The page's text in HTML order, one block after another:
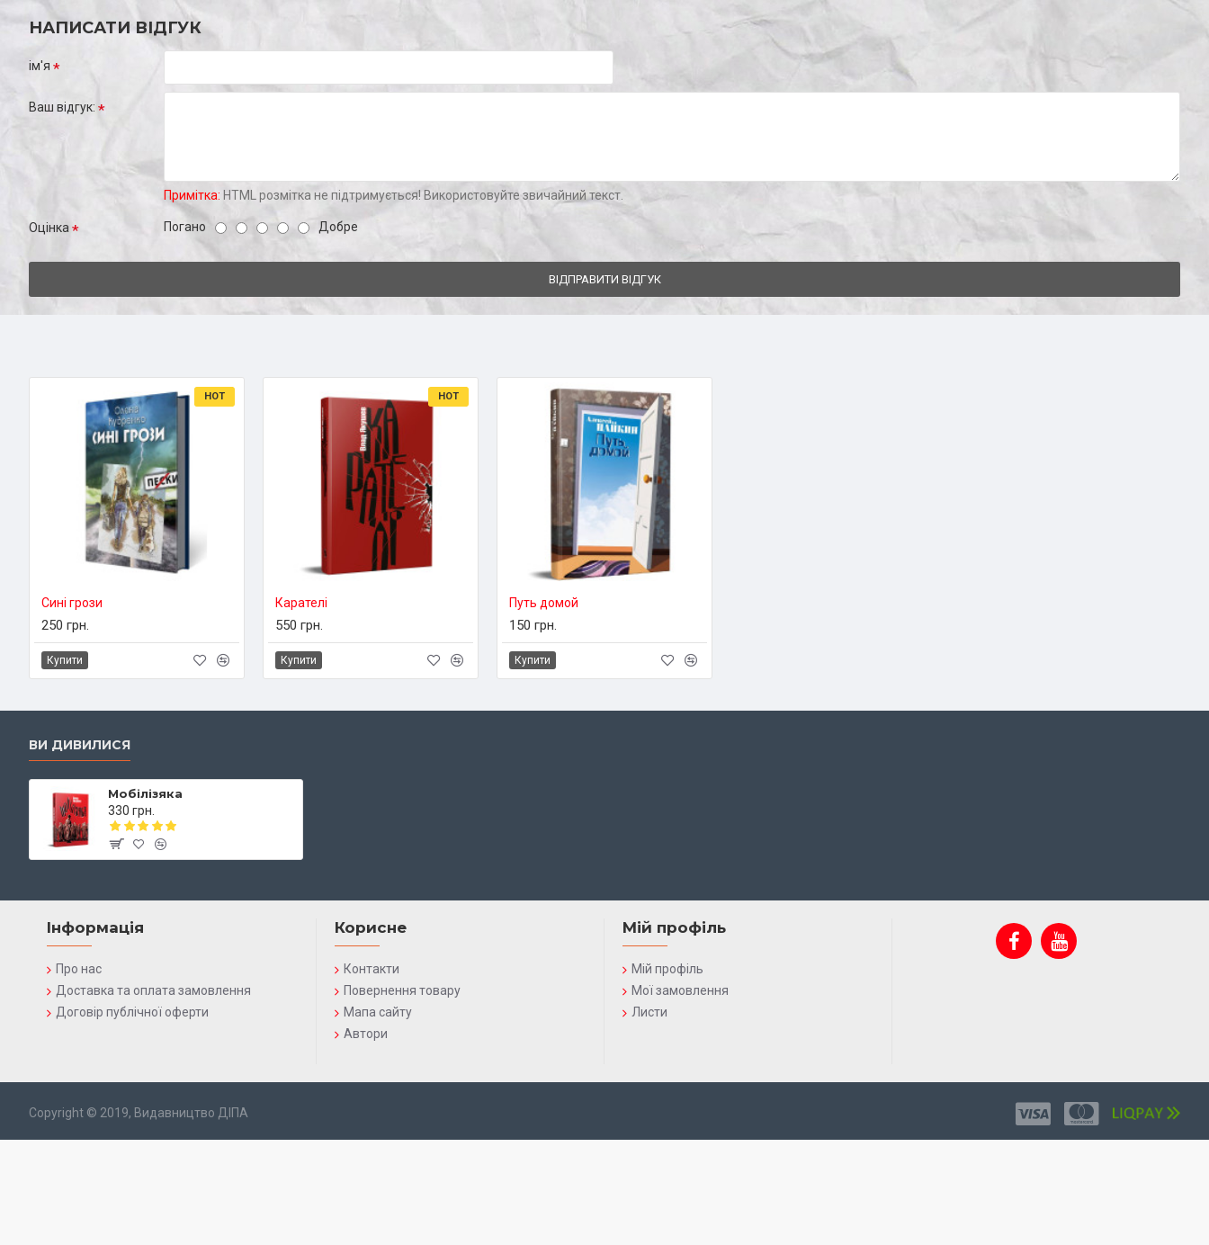
НАПИСАТИ ВІДГУК
ім'я
Ваш відгук:
Примітка: HTML розмітка не підтримується! Використовуйте звичайний текст.
Оцінка Погано Добре
ВІДПРАВИТИ ВІДГУК
HOT
Сині грози
250 грн.
Купити
HOT
Карателі
550 грн.
Купити
Путь домой
150 грн.
Купити
ВИ ДИВИЛИСЯ
Мобілізяка
330 грн.
Інформація
Про нас
Доставка та оплата замовлення
Договір публічної оферти
Корисне
Контакти
Повернення товару
Мапа сайту
Автори
Мій профіль
Мій профіль
Мої замовлення
Листи
Copyright © 2019, Видавництво ДІПА